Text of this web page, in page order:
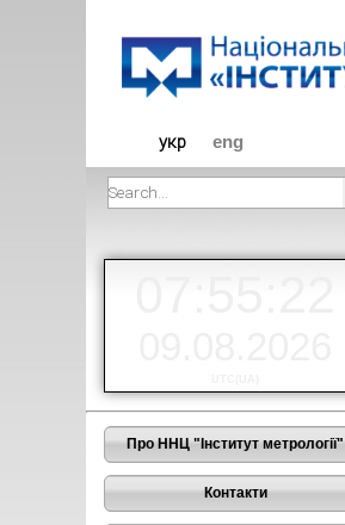
укр eng
Про ННЦ "Інститут метрології"
Контакти